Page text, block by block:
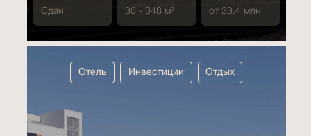
Отдых
Инвестиции
Отель
от 33.4 млн
36 - 348 м²
Сдан